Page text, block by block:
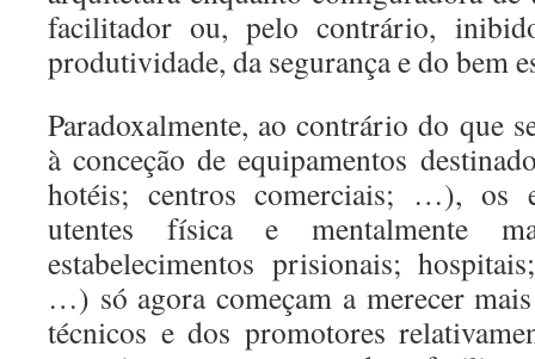
facilitador ou, pelo contrário,
produtividade, da segurança e do bem
Paradoxalmente, ao contrário do que
à conceção de equipamentos
hotéis; centros comerciais; …), os
utentes física e mentalmente
estabelecimentos prisionais;
…) só agora começam a merecer
técnicos e dos promotores